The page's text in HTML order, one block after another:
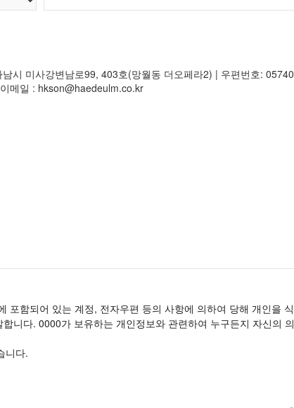
시 미사강변남로99, 403호(망월동 더오페라2) | 우편번호: 05740
메일 : hkson@haedeulm.co.kr